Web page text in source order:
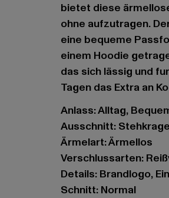
bietet diese
ohne aufzutragen.
eine bequeme
einem Hoodie
das sich lässig und
Tagen das Extra an
Anlass: Alltag,
Ausschnitt:
Ärmelart: Ärmellos
Verschlussarten:
Details: Brandlogo,
Schnitt: Normal